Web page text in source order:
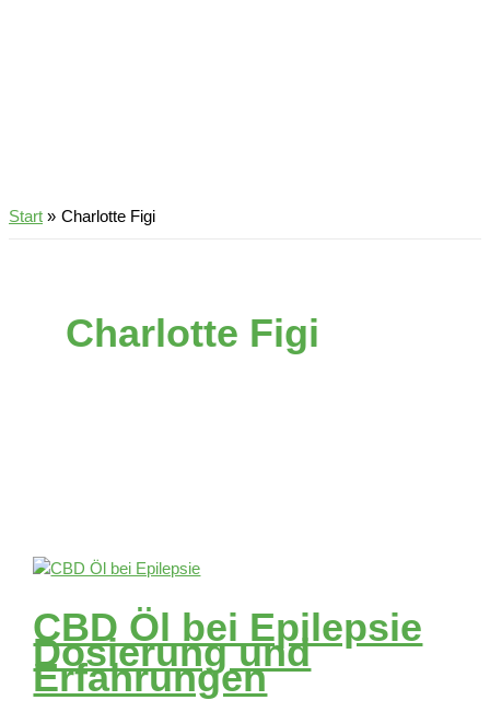
Start Charlotte Figi
Charlotte Figi
CBD Öl bei Epilepsie
Dosierung und
Erfahrungen